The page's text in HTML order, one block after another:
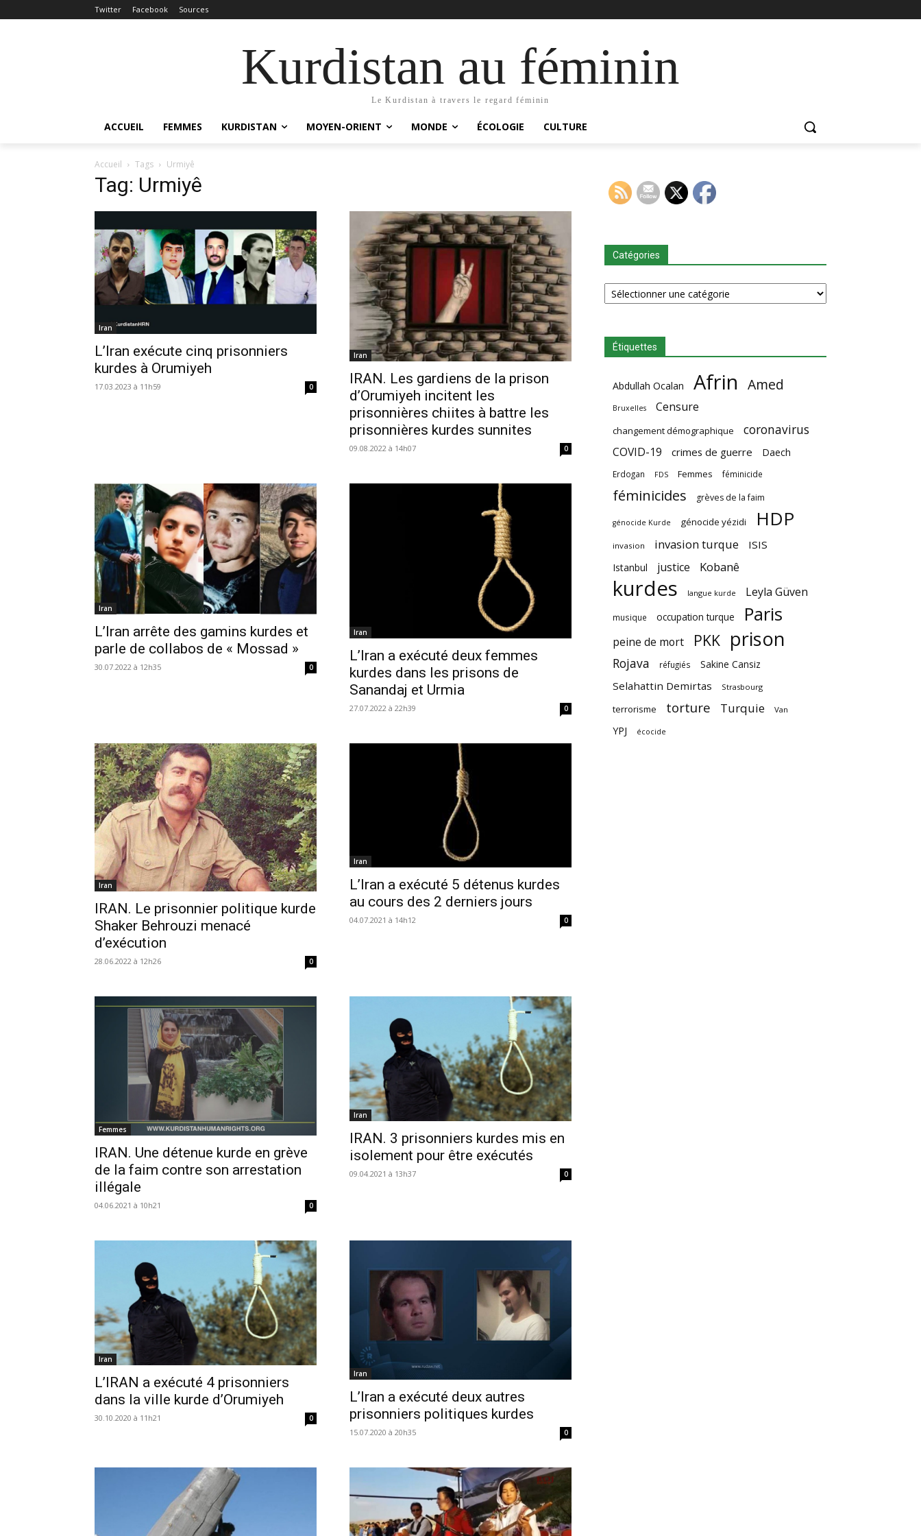
Twitter Facebook Sources
Kurdistan au féminin
Le Kurdistan à travers le regard féminin
ACCUEIL FEMMES KURDISTAN MOYEN-ORIENT MONDE ÉCOLOGIE CULTURE
Accueil Tags Urmiyê
Tag: Urmiyê
Iran
L’Iran exécute cinq prisonniers
kurdes à Orumiyeh
17.03.2023 à 11h59 0
Iran
IRAN. Les gardiens de la prison
d’Orumiyeh incitent les
prisonnières chiites à battre les
prisonnières kurdes sunnites
09.08.2022 à 14h07 0
Iran
L’Iran arrête des gamins kurdes et
parle de collabos de « Mossad »
30.07.2022 à 12h35 0
Iran
L’Iran a exécuté deux femmes
kurdes dans les prisons de
Sanandaj et Urmia
27.07.2022 à 22h39 0
Iran
IRAN. Le prisonnier politique kurde
Shaker Behrouzi menacé
d’exécution
28.06.2022 à 12h26 0
Iran
L’Iran a exécuté 5 détenus kurdes
au cours des 2 derniers jours
04.07.2021 à 14h12 0
Femmes
IRAN. Une détenue kurde en grève
de la faim contre son arrestation
illégale
04.06.2021 à 10h21 0
Iran
IRAN. 3 prisonniers kurdes mis en
isolement pour être exécutés
09.04.2021 à 13h37 0
Iran
L’IRAN a exécuté 4 prisonniers
dans la ville kurde d’Orumiyeh
30.10.2020 à 11h21 0
Iran
L’Iran a exécuté deux autres
prisonniers politiques kurdes
15.07.2020 à 20h35 0
Catégories
Catégories
Étiquettes
Abdullah Ocalan Afrin Amed
Bruxelles Censure
changement démographique coronavirus
COVID-19 crimes de guerre Daech
Erdogan FDS Femmes féminicide
féminicides grèves de la faim
génocide Kurde génocide yézidi HDP
invasion invasion turque ISIS
Istanbul justice Kobanê
kurdes langue kurde Leyla Güven
musique occupation turque Paris
peine de mort PKK prison
Rojava réfugiés Sakine Cansiz
Selahattin Demirtas Strasbourg
terrorisme torture Turquie Van
YPJ écocide